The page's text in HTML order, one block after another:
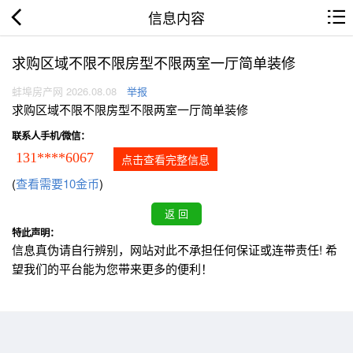
信息内容
求购区域不限不限房型不限两室一厅简单装修
蚌埠房产网 2026.08.08 举报
求购区域不限不限房型不限两室一厅简单装修
联系人手机/微信：
131****6067 点击查看完整信息
(查看需要10金币)
特此声明：
信息真伪请自行辨别，网站对此不承担任何保证或连带责任! 希
望我们的平台能为您带来更多的便利！